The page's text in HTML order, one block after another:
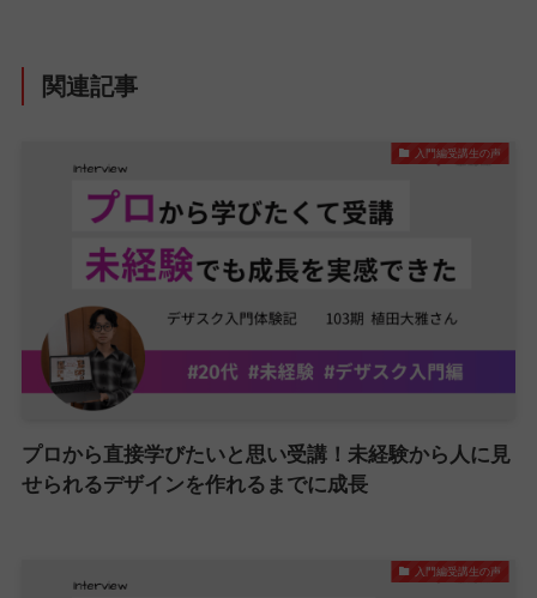
関連記事
入門編受講生の声
プロから直接学びたいと思い受講！未経験から人に見
せられるデザインを作れるまでに成長
入門編受講生の声